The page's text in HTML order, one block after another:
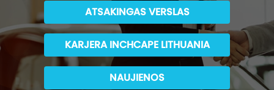
ATSAKINGAS VERSLAS
KARJERA INCHCAPE LITHUANIA
NAUJIENOS